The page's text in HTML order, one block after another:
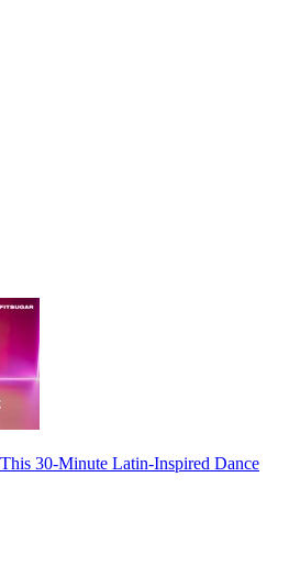
30-Minute Latin-Inspired Dance